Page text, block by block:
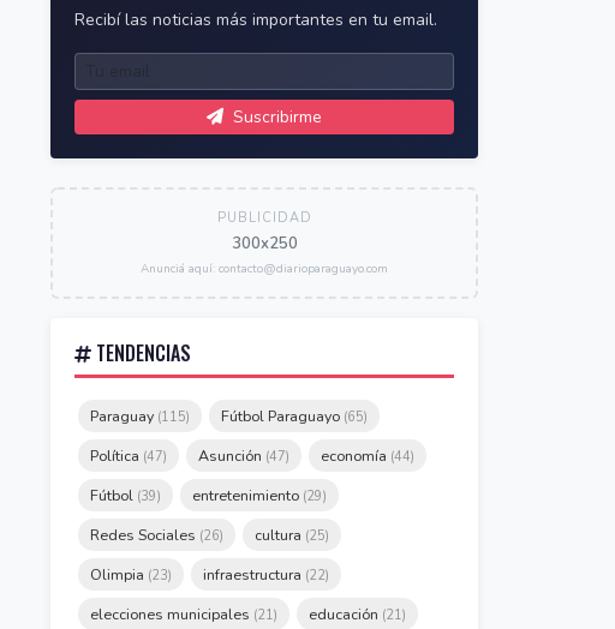
Recibí las noticias más importantes en tu email.
Suscribirme
PUBLICIDAD
300x250
Anunciá aquí: contacto@diarioparaguayo.com
TENDENCIAS
Paraguay (115) Fútbol Paraguayo (65)
Política (47) Asunción (47) economía (44)
Fútbol (39) entretenimiento (29)
Redes Sociales (26) cultura (25)
Olimpia (23) infraestructura (22)
elecciones municipales (21) educación (21)